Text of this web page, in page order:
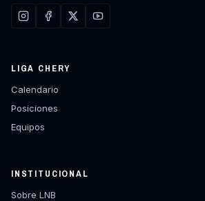
LIGA CHERY
Calendario
Posiciones
Equipos
INSTITUCIONAL
Sobre LNB